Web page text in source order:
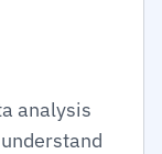
analysis